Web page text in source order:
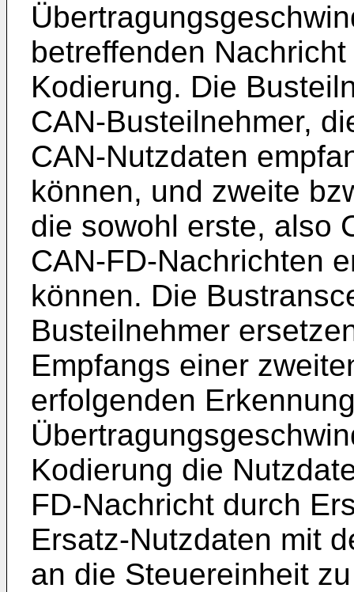
betreffenden
Kodierung. Die
CAN-Busteilnehmer,
CAN-Nutzdaten
können, und zweite
die sowohl erste, also
CAN-FD-Nachrichten
können. Die
Busteilnehmer
Empfangs einer
erfolgenden
Kodierung die
FD-Nachricht durch
Ersatz-Nutzdaten mit
an die Steuereinheit